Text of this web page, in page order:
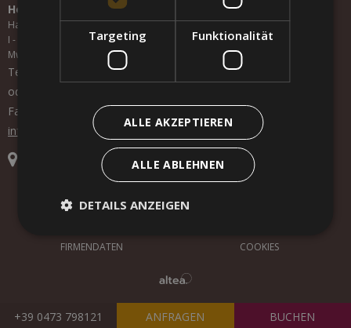
Hotel Arnstein GmbH
Hauptstraße 112
I -
St. Gertraud
MwSt. 02305330215
Tel.
+39 0473 798121
oder +39 339 6041783
Fax +39 0473 798126
info@arnstein.it
Wetter
FIRMENDATEN
COOKIES
+39 0473 798121 ANFRAGEN BUCHEN
Targeting Funktionalität
ALLE AKZEPTIEREN
ALLE ABLEHNEN
DETAILS ANZEIGEN